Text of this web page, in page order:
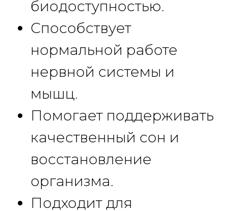
биодоступностью.
Способствует
нормальной работе
нервной системы и
мышц.
Помогает поддерживать
качественный сон и
восстановление
организма.
Подходит для